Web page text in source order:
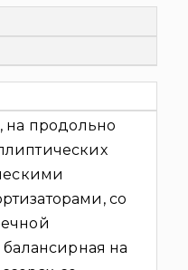
на продольно
со
на